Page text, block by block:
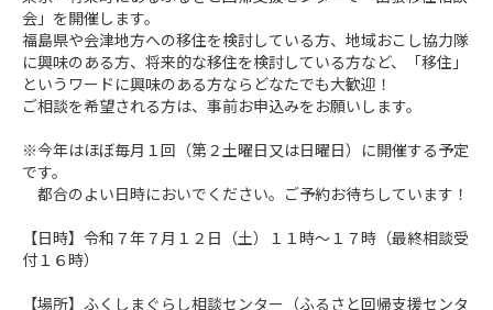
会」を開催します。
福島県や会津地方への移住を検討している方、地域おこし協力隊
に興味のある方、将来的な移住を検討している方など、「移住」
というワードに興味のある方ならどなたでも大歓迎！
ご相談を希望される方は、事前お申込みをお願いします。
※今年はほぼ毎月１回（第２土曜日又は日曜日）に開催する予定
です。
都合のよい日時においでください。ご予約お待ちしています！
【日時】令和７年７月１２日（土）１１時～１７時（最終相談受
付１６時）
【場所】ふくしまぐらし相談センター（ふるさと回帰支援センタ